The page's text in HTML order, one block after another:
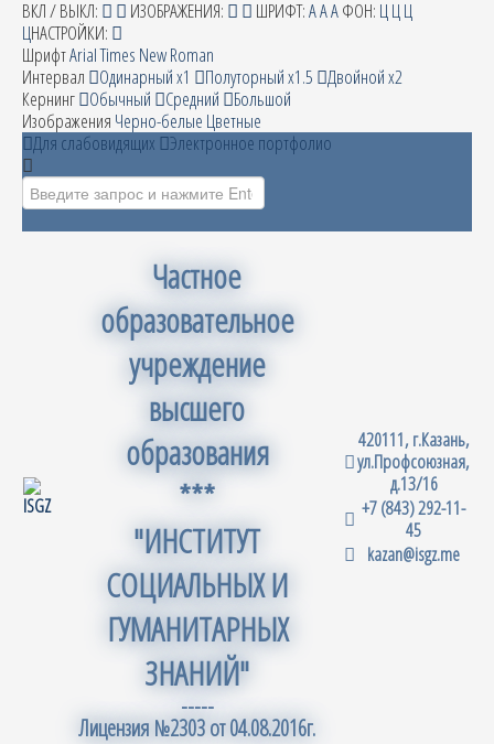
ВКЛ / ВЫКЛ: ИЗОБРАЖЕНИЯ: ШРИФТ:AAAФОН: ЦЦЦ
ЦНАСТРОЙКИ:
ШрифтArialTimes New Roman
Интервал
Одинарный х1 Полуторный х1.5
Двойной х2
Кернинг
Обычный Средний
Большой
Изображения Черно-белые Цветные
Для слабовидящих
Электронное портфолио
Искать...
Частное
образовательное
учреждение
высшего
образования
***
"ИНСТИТУТ
СОЦИАЛЬНЫХ И
ГУМАНИТАРНЫХ
ЗНАНИЙ"
-----
Лицензия №2303 от 04.08.2016г.
420111, г.Казань,
ул.Профсоюзная,
д.13/16
+7 (843) 292-11-
45
kazan@isgz.me